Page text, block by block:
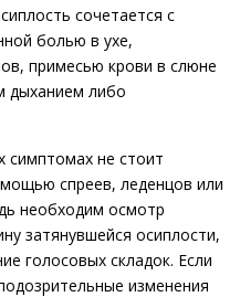
сочетается с
болью в ухе,
примесью крови в слюне
дыханием либо
симптомах не стоит
спреев, леденцов или
необходим осмотр
затянувшейся осиплости,
голосовых складок. Если
изменения